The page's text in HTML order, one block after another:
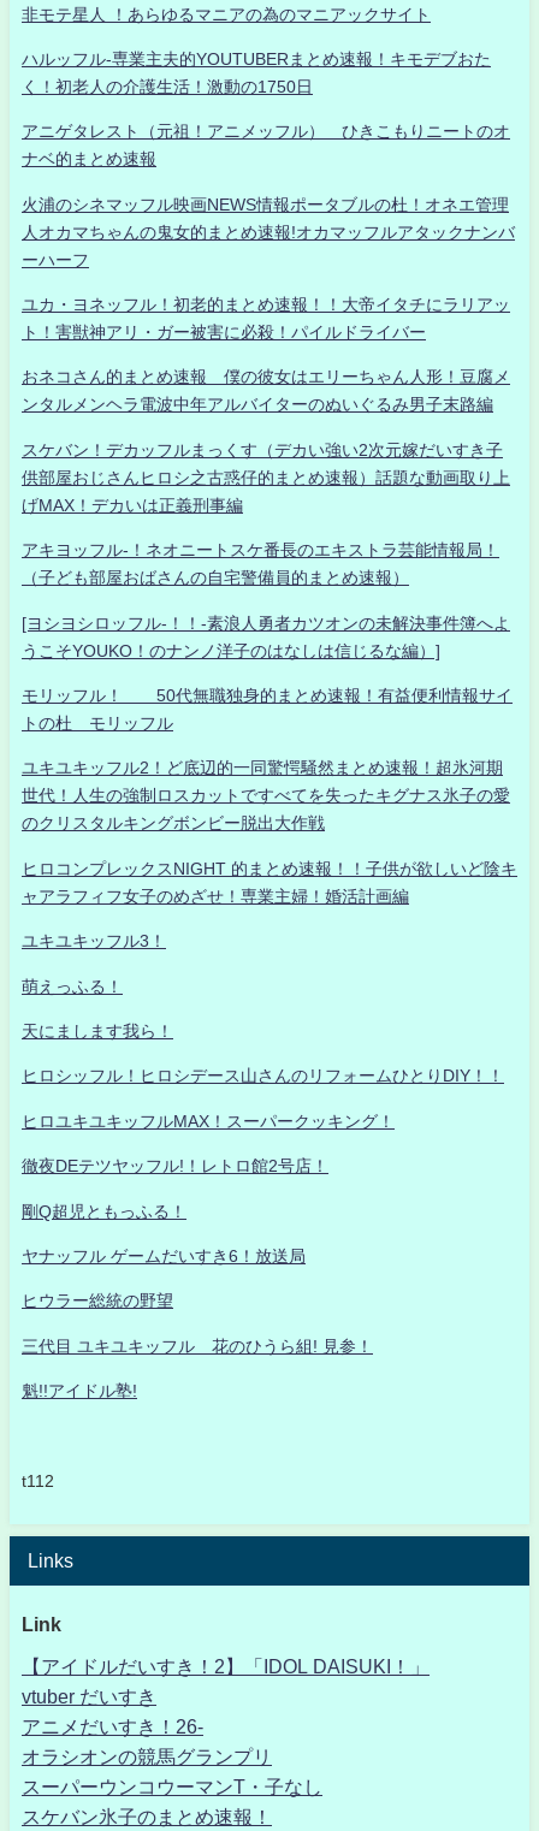
非モテ星人 ！あらゆるマニアの為のマニアックサイト
ハルッフル-専業主夫的YOUTUBERまとめ速報！キモデブおた
く！初老人の介護生活！激動の1750日
アニゲタレスト（元祖！アニメッフル） ひきこもりニートのオ
ナベ的まとめ速報
火浦のシネマッフル映画NEWS情報ポータブルの杜！オネエ管理
人オカマちゃんの鬼女的まとめ速報!オカマッフルアタックナンバ
ーハーフ
ユカ・ヨネッフル！初老的まとめ速報！！大帝イタチにラリアッ
ト！害獣神アリ・ガー被害に必殺！パイルドライバー
おネコさん的まとめ速報 僕の彼女はエリーちゃん人形！豆腐メ
ンタルメンヘラ電波中年アルバイターのぬいぐるみ男子末路編
スケバン！デカッフルまっくす（デカい強い2次元嫁だいすき子
供部屋おじさんヒロシ之古惑仔的まとめ速報）話題な動画取り上
げMAX！デカいは正義刑事編
アキヨッフル-！ネオニートスケ番長のエキストラ芸能情報局！
（子ども部屋おばさんの自宅警備員的まとめ速報）
[ヨシヨシロッフル-！！-素浪人勇者カツオンの未解決事件簿へよ
うこそYOUKO！のナンノ洋子のはなしは信じるな編）]
モリッフル！ 50代無職独身的まとめ速報！有益便利情報サイ
トの杜 モリッフル
ユキユキッフル2！ど底辺的一同驚愕騒然まとめ速報！超氷河期
世代！人生の強制ロスカットですべてを失ったキグナス氷子の愛
のクリスタルキングボンビー脱出大作戦
ヒロコンプレックスNIGHT 的まとめ速報！！子供が欲しいど陰キ
ャアラフィフ女子のめざせ！専業主婦！婚活計画編
ユキユキッフル3！
萌えっふる！
天にまします我ら！
ヒロシッフル！ヒロシデース山さんのリフォームひとりDIY！！
ヒロユキユキッフルMAX！スーパークッキング！
徹夜DEテツヤッフル!！レトロ館2号店！
剛Q超児ともっふる！
ヤナッフル ゲームだいすき6！放送局
ヒウラー総統の野望
三代目 ユキユキッフル 花のひうら組! 見参！
魁!!アイドル塾!
t112
Links
Link
【アイドルだいすき！2】「IDOL DAISUKI！」
vtuber だいすき
アニメだいすき！26-
オラシオンの競馬グランプリ
スーパーウンコウーマンT・子なし
スケバン氷子のまとめ速報！